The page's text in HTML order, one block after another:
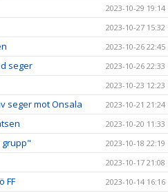
2023-10-29 19:14
2023-10-27 15:32
2023-10-26 22:45
seger 2023-10-26 22:33
2023-10-23 12:23
seger mot Onsala 2023-10-21 21:24
2023-10-20 11:33
grupp" 2023-10-18 22:19
2023-10-17 21:08
FF 2023-10-14 16:16